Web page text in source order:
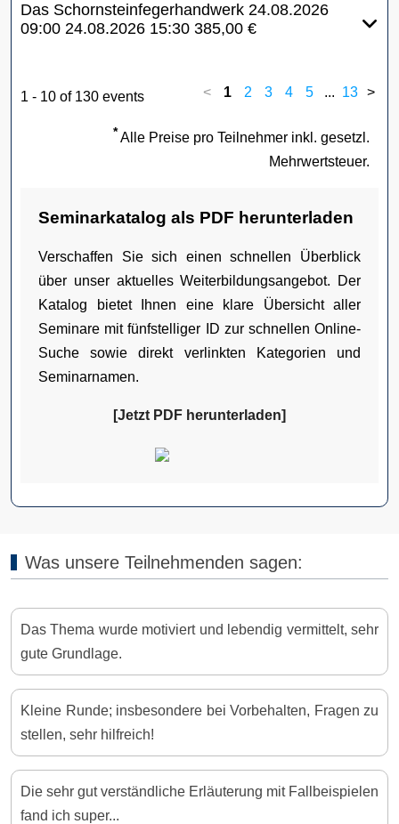
Das Schornsteinfegerhandwerk 24.08.2026
09:00 24.08.2026 15:30 385,00 €
1 - 10 of 130 events < 1 2 3 4 5 ... 13 >
*Alle Preise pro Teilnehmer inkl. gesetzl.
Mehrwertsteuer.
Seminarkatalog als PDF herunterladen
Verschaffen Sie sich einen schnellen Überblick
über unser aktuelles Weiterbildungsangebot. Der
Katalog bietet Ihnen eine klare Übersicht aller
Seminare mit fünfstelliger ID zur schnellen Online-
Suche sowie direkt verlinkten Kategorien und
Seminarnamen.
[Jetzt PDF herunterladen]
Was unsere Teilnehmenden sagen:
Das Thema wurde motiviert und lebendig vermittelt, sehr
gute Grundlage.
Kleine Runde; insbesondere bei Vorbehalten, Fragen zu
stellen, sehr hilfreich!
Die sehr gut verständliche Erläuterung mit Fallbeispielen
fand ich super...